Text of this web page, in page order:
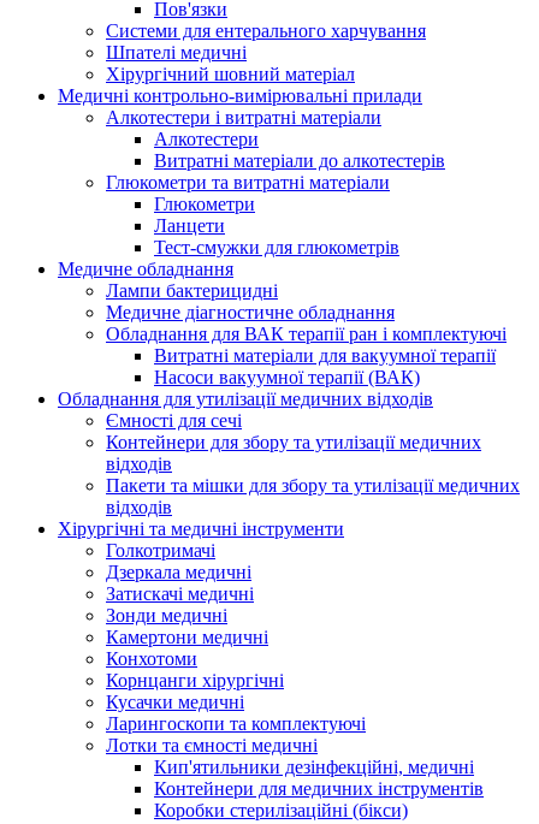
Пов'язки
Системи для ентерального харчування
Шпателі медичні
Хірургічний шовний матеріал
Медичні контрольно-вимірювальні прилади
Алкотестери і витратні матеріали
Алкотестери
Витратні матеріали до алкотестерів
Глюкометри та витратні матеріали
Глюкометри
Ланцети
Тест-смужки для глюкометрів
Медичне обладнання
Лампи бактерицидні
Медичне діагностичне обладнання
Обладнання для ВАК терапії ран і комплектуючі
Витратні матеріали для вакуумної терапії
Насоси вакуумної терапії (ВАК)
Обладнання для утилізації медичних відходів
Ємності для сечі
Контейнери для збору та утилізації медичних
відходів
Пакети та мішки для збору та утилізації медичних
відходів
Хірургічні та медичні інструменти
Голкотримачі
Дзеркала медичні
Затискачі медичні
Зонди медичні
Камертони медичні
Конхотоми
Корнцанги хірургічні
Кусачки медичні
Ларингоскопи та комплектуючі
Лотки та ємності медичні
Кип'ятильники дезінфекційні, медичні
Контейнери для медичних інструментів
Коробки стерилізаційні (бікси)